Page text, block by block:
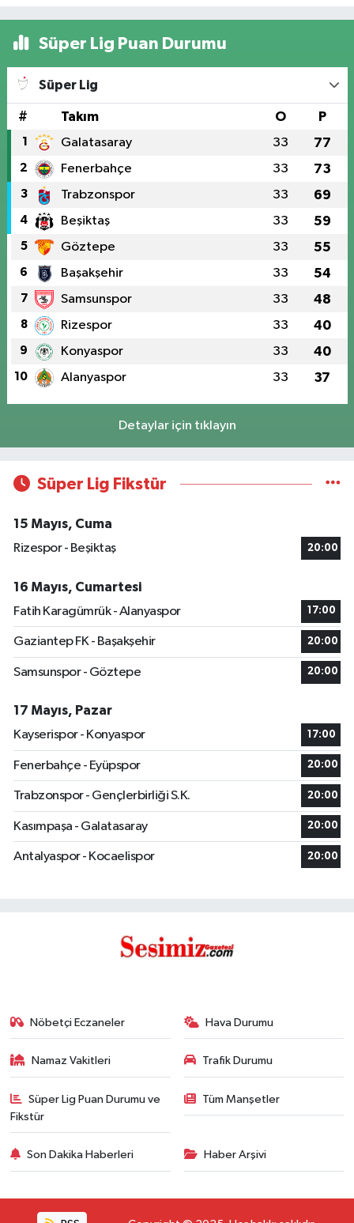
Süper Lig Puan Durumu
Süper Lig
# Takım O P
1 Galatasaray 33 77
2 Fenerbahçe 33 73
3 Trabzonspor 33 69
4 Beşiktaş 33 59
5 Göztepe 33 55
6 Başakşehir 33 54
7 Samsunspor 33 48
8 Rizespor 33 40
9 Konyaspor 33 40
10 Alanyaspor 33 37
Detaylar için tıklayın
Süper Lig Fikstür
15 Mayıs, Cuma
Rizespor - Beşiktaş
20:00
16 Mayıs, Cumartesi
Fatih Karagümrük - Alanyaspor
17:00
Gaziantep FK - Başakşehir 20:00
Samsunspor - Göztepe 20:00
17 Mayıs, Pazar
Kayserispor - Konyaspor
17:00
Fenerbahçe - Eyüpspor 20:00
Trabzonspor - Gençlerbirliği S.K. 20:00
Kasımpaşa - Galatasaray 20:00
Antalyaspor - Kocaelispor 20:00
Nöbetçi Eczaneler Hava Durumu
Namaz Vakitleri Trafik Durumu
Süper Lig Puan Durumu ve
Fikstür
Tüm Manşetler
Son Dakika Haberleri Haber Arşivi